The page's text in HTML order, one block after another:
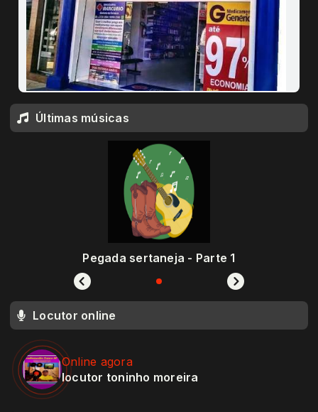
Últimas músicas
Pegada sertaneja - Parte 1
Locutor online
Online agora
locutor toninho moreira